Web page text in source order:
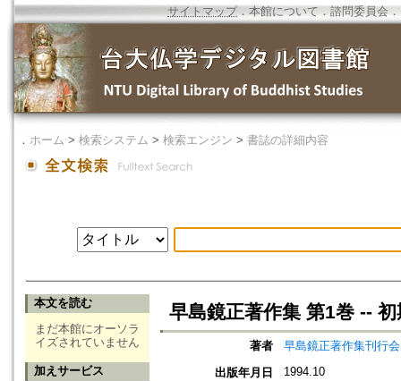
サイトマップ．本館について ． 諮問委員会 ．
． ホーム > 検索システム > 検索エンジン > 書誌の詳細内容
本文を読む
まだ本館にオーソラ
イズされていません
加えサービス
早島鏡正著作集 第1巻 --
著者
早島鏡正著作集刊行会
出版年月日
1994.10